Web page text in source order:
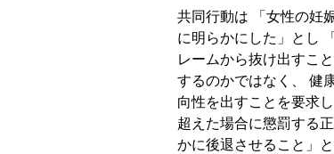
共同行動は 「女性の妊
に明らかにした」とし
レームから抜け出すこ
するのかではなく、 健
向性を出すことを要求
超えた場合に懲罰する
かに後退させること」と